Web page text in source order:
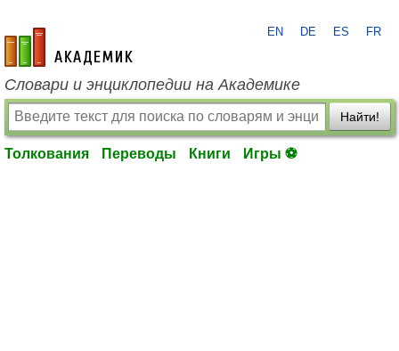
academic.ru
EN DE ES FR
Словари и энциклопедии на Академике
Найти!
Толкования Переводы Книги Игры ⚽